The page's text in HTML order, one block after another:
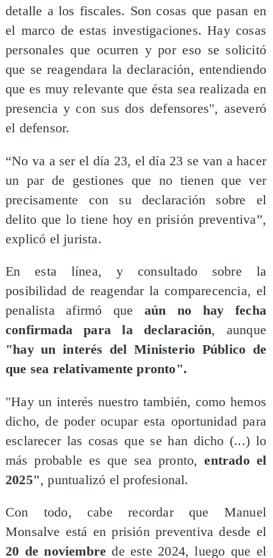
detalle a los fiscales. Son cosas que pasan en
el marco de estas investigaciones. Hay cosas
personales que ocurren y por eso se solicitó
que se reagendara la declaración, entendiendo
que es muy relevante que ésta sea realizada en
presencia y con sus dos defensores", aseveró
el defensor.
​“No va a ser el día 23, el día 23 se van a hacer
un par de gestiones que no tienen que ver
precisamente con su declaración sobre el
delito que lo tiene hoy en prisión preventiva”,
explicó el jurista.
​En esta línea, y consultado sobre la
posibilidad de reagendar la comparecencia, el
penalista afirmó que aún no hay fecha
confirmada para la declaración, aunque
"hay un interés del Ministerio Público de
que sea relativamente pronto".
"Hay un interés nuestro también, como hemos
dicho, de poder ocupar esta oportunidad para
esclarecer las cosas que se han dicho (...) lo
más probable es que sea pronto,entrado el
2025", puntualizó el profesional.
Con todo, cabe recordar que Manuel
Monsalve está en prisión preventiva desde el
20 de noviembrede este 2024, luego que el